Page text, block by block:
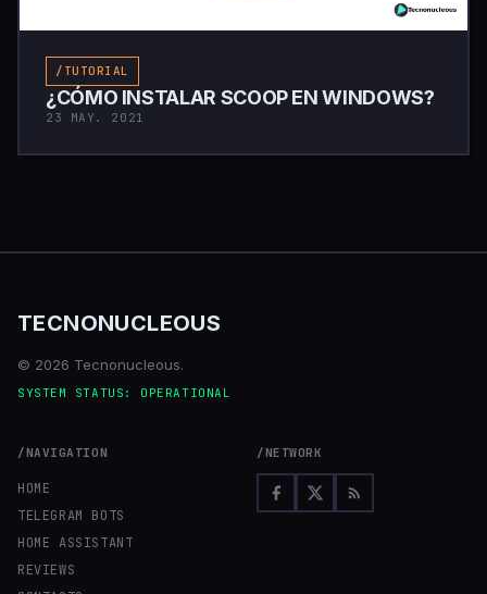
/TUTORIAL
¿CÓMO INSTALAR SCOOP EN WINDOWS?
23 MAY. 2021
TECNONUCLEOUS
© 2026 Tecnonucleous.
SYSTEM STATUS: OPERATIONAL
/NAVIGATION
HOME
TELEGRAM BOTS
HOME ASSISTANT
REVIEWS
/NETWORK